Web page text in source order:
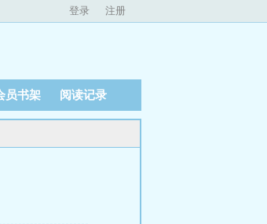
登录 注册
员书架 阅读记录